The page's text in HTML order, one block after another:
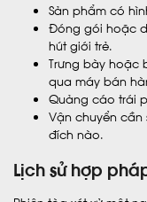
Sản phẩm có
Đóng gói hoặc
hút giới trẻ.
Trưng bày hoặc
qua máy bán
Quảng cáo trái
Vận chuyển
đích nào.
Lịch sử hợp